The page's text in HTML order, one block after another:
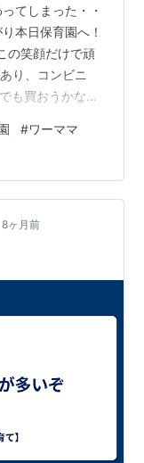
てしまった・・
本日保育園へ！
の笑顔だけで頑
り、コンビニ
も買おうかな？
アイスも200円
一応、セブ
200円という金額
国語検定 3月
大学生の時軽く
#ワーママ
8ヶ月前